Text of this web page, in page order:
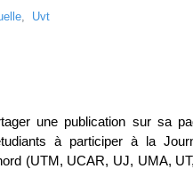
, Uvt
une publication sur sa
à participer à la
(UTM, UCAR, UJ, UMA,